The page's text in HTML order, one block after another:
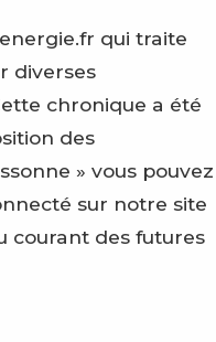
qui traite
diverses
chronique a été
des
» vous pouvez
sur notre site
courant des futures